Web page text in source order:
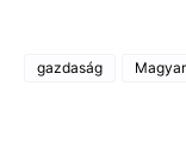
gazdaság